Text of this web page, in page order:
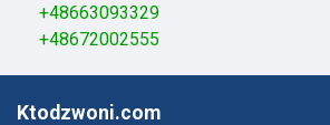
+48663093329
+48672002555
Ktodzwoni.com